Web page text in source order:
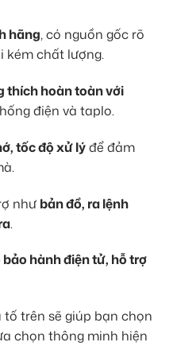
hãng, có nguồn gốc rõ
kém chất lượng.
thích hoàn toàn với
điện và taplo.
tốc độ xử lýđể đảm
như bản đồ, ra lệnh
.
bảo hành điện tử, hỗ trợ
trên sẽ giúp bạn chọn
chọn thông minh hiện